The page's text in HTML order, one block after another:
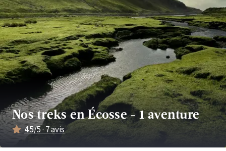
Nos treks en Écosse- 1 aventure
4.5/5 ·7avis